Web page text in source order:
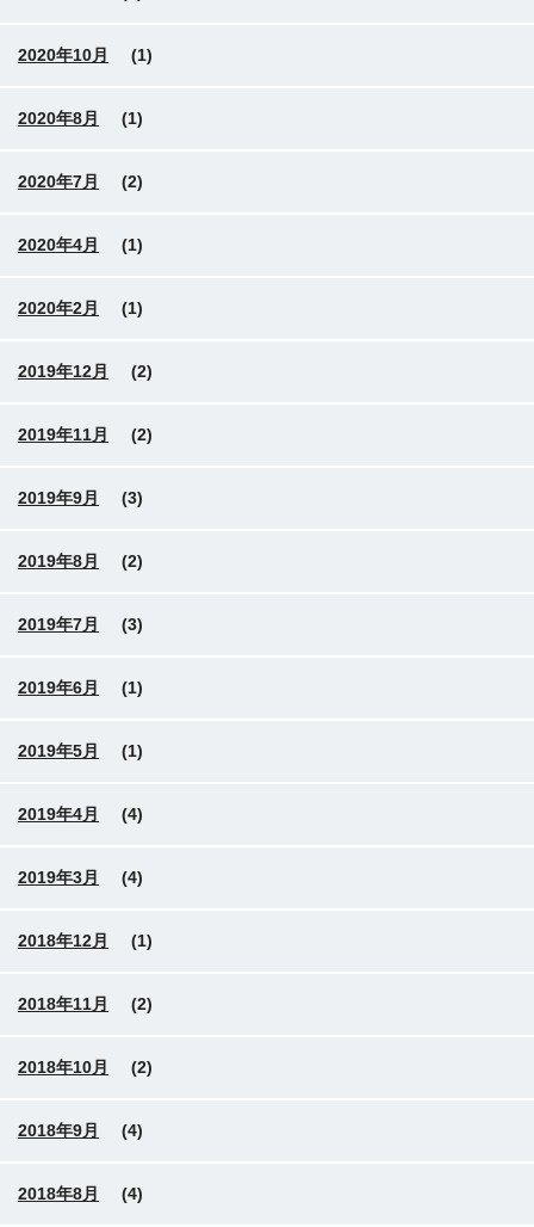
2020年10月 (1)
2020年8月 (1)
2020年7月 (2)
2020年4月 (1)
2020年2月 (1)
2019年12月 (2)
2019年11月 (2)
2019年9月 (3)
2019年8月 (2)
2019年7月 (3)
2019年6月 (1)
2019年5月 (1)
2019年4月 (4)
2019年3月 (4)
2018年12月 (1)
2018年11月 (2)
2018年10月 (2)
2018年9月 (4)
2018年8月 (4)